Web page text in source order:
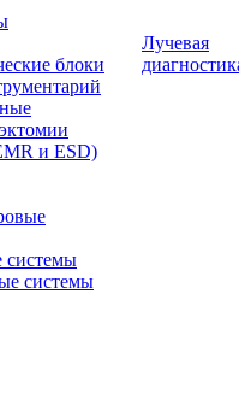
блоки
и ESD)
системы
системы
Лучевая